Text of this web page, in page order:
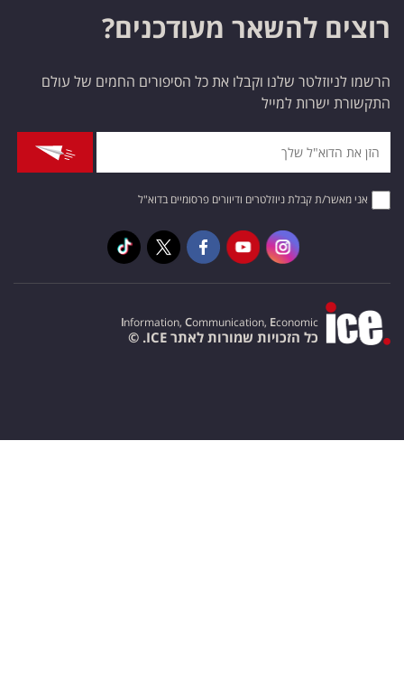
רוצים להשאר מעודכנים?
הרשמו לניוזלטר שלנו וקבלו את כל הסיפורים החמים של עולם
התקשורת ישרות למייל
אני מאשר/ת קבלת ניוזלטרים ודיוורים פרסומיים בדוא"ל
Information, Communication, Economic
כל הזכויות שמורות לאתר ICE. ©